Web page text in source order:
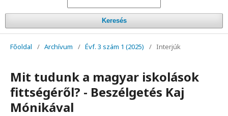
Keresés
Főoldal / Archívum / Évf. 3 szám 1 (2025) / Interjúk
Mit tudunk a magyar iskolások
fittségéről? - Beszélgetés Kaj
Mónikával